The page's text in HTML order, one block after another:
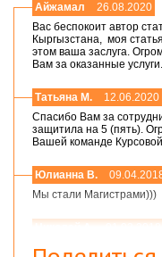
Айжамал
26.08.2020
Вас беспокоит автор
Кыргызстана, моя
этом ваша заслуга.
Вам за оказанные услуги.
Татьяна М.
12.06.2020
Спасибо Вам за
защитила на 5 (пять).
Вашей команде
Юлианна В.
Мы стали Магистрами)))
Мария,добрый день!